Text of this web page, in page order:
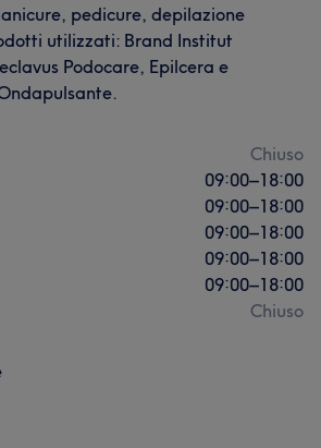
pedicure, depilazione
utilizzati: Brand Institut
Podocare, Epilcera e
Chiuso
09:00–18:00
09:00–18:00
09:00–18:00
09:00–18:00
09:00–18:00
Chiuso